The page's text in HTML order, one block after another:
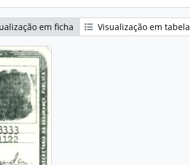
em ficha Visualização em tabela